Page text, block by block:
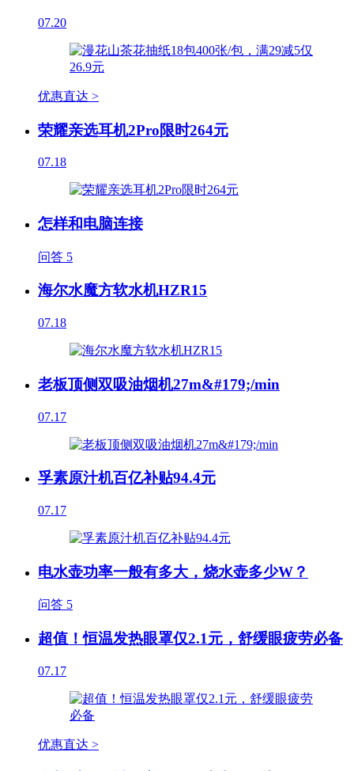
07.20
优惠直达 >
荣耀亲选耳机2Pro限时264元
07.18
怎样和电脑连接
问答 5
海尔水魔方软水机HZR15
07.18
老板顶侧双吸油烟机27m&#179;/min
07.17
孚素原汁机百亿补贴94.4元
07.17
电水壶功率一般有多大，烧水壶多少W？
问答 5
超值！恒温发热眼罩仅2.1元，舒缓眼疲劳必备
07.17
优惠直达 >